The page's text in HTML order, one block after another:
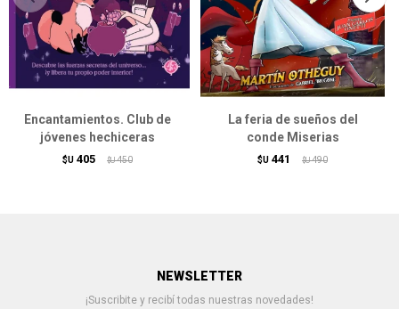
Encantamientos. Club de
jóvenes hechiceras
$U 405 $U 450
La feria de sueños del
conde Miserias
$U 441 $U 490
NEWSLETTER
¡Suscribite y recibí todas nuestras novedades!